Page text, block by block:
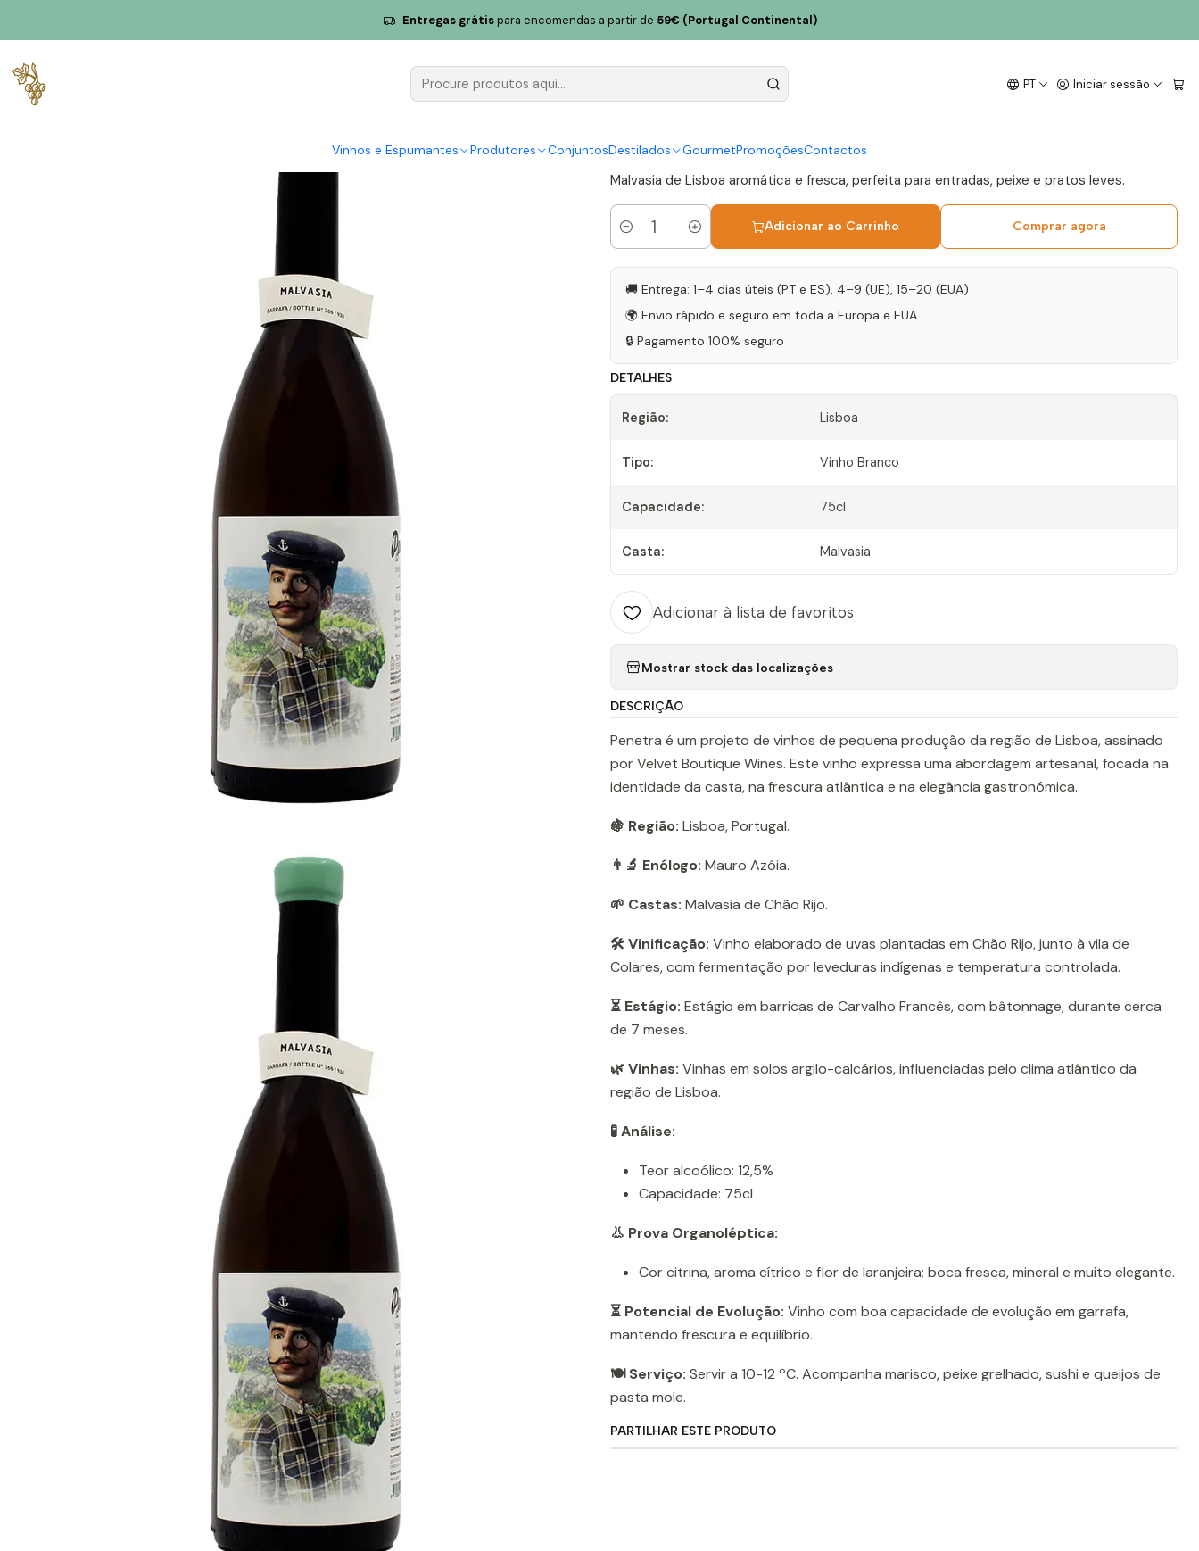
PT Iniciar sessão
Vinhos e Espumantes Produtores ConjuntosDestilados GourmetPromoçõesContactos
Entregas grátispara encomendas a partir de 59€ (Portugal Continental)
Penetra Malvasia 2023 Lisboa Branco 75cl
Penetra Malvasia 2023 Lisboa
|
Malvasia de Lisboa aromática e fresca, perfeita para entradas, peixe e pratos leves.
Quantidade
Adicionar ao Carrinho Comprar agora
🚚 Entrega: 1–4 dias úteis (PT e ES), 4–9 (UE), 15–20 (EUA)
🌍 Envio rápido e seguro em toda a Europa e EUA
🔒 Pagamento 100% seguro
DETALHES
Região: Lisboa
Tipo: Vinho Branco
Capacidade: 75cl
Casta: Malvasia
Adicionar à lista de favoritos
Mostrar stock das localizações
DESCRIÇÃO
Penetra é um projeto de vinhos de pequena produção da região de Lisboa, assinado
por Velvet Boutique Wines. Este vinho expressa uma abordagem artesanal, focada na
identidade da casta, na frescura atlântica e na elegância gastronómica.
🍇 Região: Lisboa, Portugal.
👨‍🔬 Enólogo: Mauro Azóia.
🌱 Castas: Malvasia de Chão Rijo.
🛠️ Vinificação: Vinho elaborado de uvas plantadas em Chão Rijo, junto à vila de
Colares, com fermentação por leveduras indígenas e temperatura controlada.
⏳ Estágio: Estágio em barricas de Carvalho Francês, com bâtonnage, durante cerca
de 7 meses.
🌿 Vinhas: Vinhas em solos argilo-calcários, influenciadas pelo clima atlântico da
região de Lisboa.
🧪 Análise:
Teor alcoólico: 12,5%
Capacidade: 75cl
👃 Prova Organoléptica:
Cor citrina, aroma cítrico e flor de laranjeira; boca fresca, mineral e muito elegante.
⏳ Potencial de Evolução: Vinho com boa capacidade de evolução em garrafa,
mantendo frescura e equilíbrio.
🍽️ Serviço: Servir a 10-12 ºC. Acompanha marisco, peixe grelhado, sushi e queijos de
pasta mole.
PARTILHAR ESTE PRODUTO